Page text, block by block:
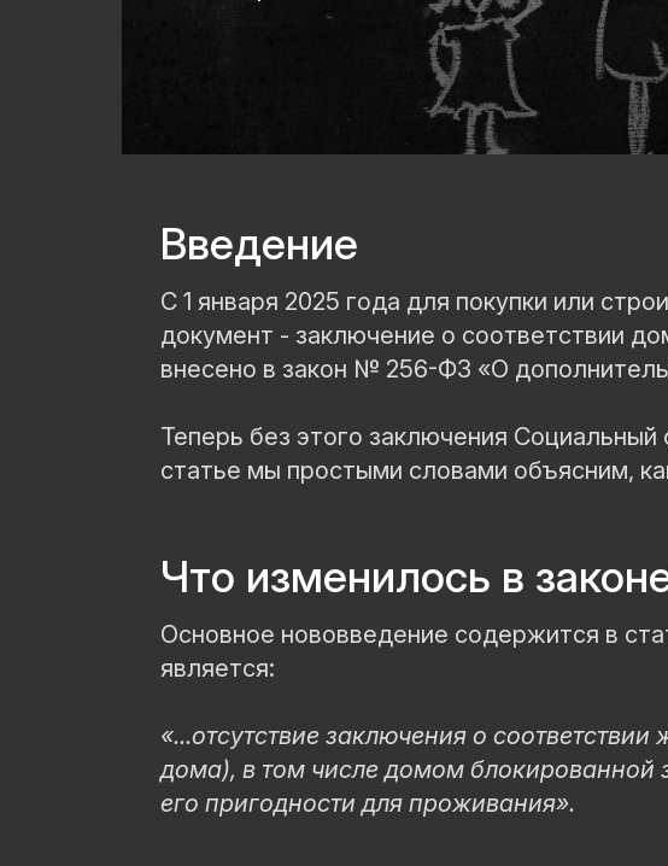
Введение
С 1 января 2025 года для покупки или
документ - заключение о соответствии
внесено в закон № 256-ФЗ «О
Теперь без этого заключения
статье мы простыми словами объясним,
Что изменилось в
Основное нововведение содержится в
является:
«...отсутствие заключения о
дома), в том числе домом
его пригодности для проживания».